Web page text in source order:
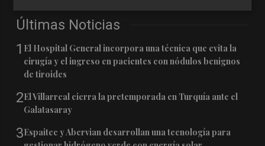
Últimas Noticias
1 El Hospital General incorpora una técnica que evita la
cirugía y el ingreso en pacientes con nódulos benignos
de tiroides
2El Villarreal cierra la pretemporada en Turquía ante el
Galatasaray
3Espaitec y Abervian desarrollan una tecnología para